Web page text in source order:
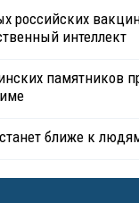
российских
интеллект
памятников
ближе к